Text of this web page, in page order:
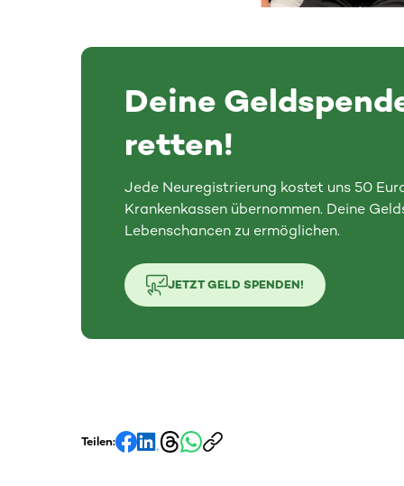
Deine
retten!
Jede Neuregistrierung kostet uns 50
Krankenkassen übernommen. Deine
Lebenschancen zu ermöglichen.
JETZT GELD SPENDEN!
Teilen: